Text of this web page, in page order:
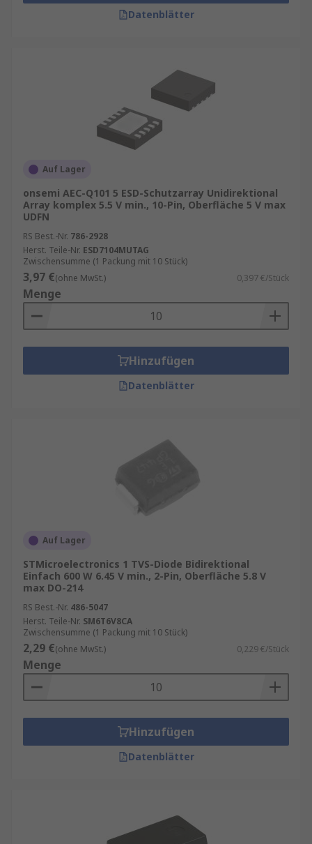
Datenblätter
Auf Lager
onsemi AEC-Q101 5 ESD-Schutzarray Unidirektional
Array komplex 5.5 V min., 10-Pin, Oberfläche 5 V max
UDFN
RS Best.-Nr. 786-2928
Herst. Teile-Nr. ESD7104MUTAG
Zwischensumme (1 Packung mit 10 Stück)
3,97 €(ohne MwSt.) 0,397 €/Stück
Menge
Hinzufügen
Datenblätter
Auf Lager
STMicroelectronics 1 TVS-Diode Bidirektional
Einfach 600 W 6.45 V min., 2-Pin, Oberfläche 5.8 V
max DO-214
RS Best.-Nr. 486-5047
Herst. Teile-Nr. SM6T6V8CA
Zwischensumme (1 Packung mit 10 Stück)
2,29 €(ohne MwSt.) 0,229 €/Stück
Menge
Hinzufügen
Datenblätter